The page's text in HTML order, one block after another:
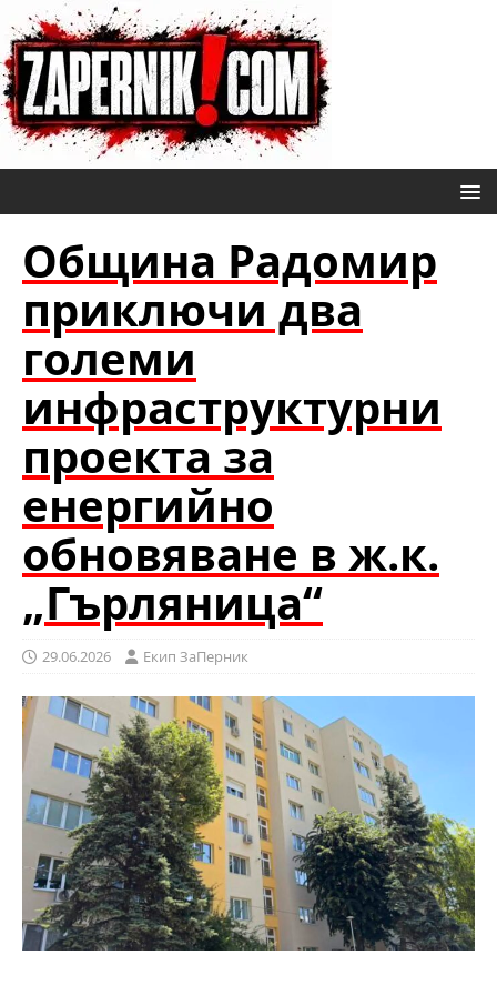
Община Радомир
приключи два
големи
инфраструктурни
проекта за
енергийно
обновяване в ж.к.
„Гърляница“
29.06.2026 Eкип ЗаПерник